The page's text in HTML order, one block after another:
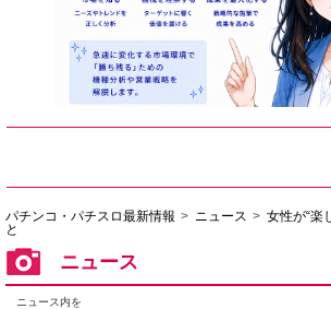
パチンコ・パチスロ最新情報 ニュース
女性が“楽
と
ニュース
ニュース内を